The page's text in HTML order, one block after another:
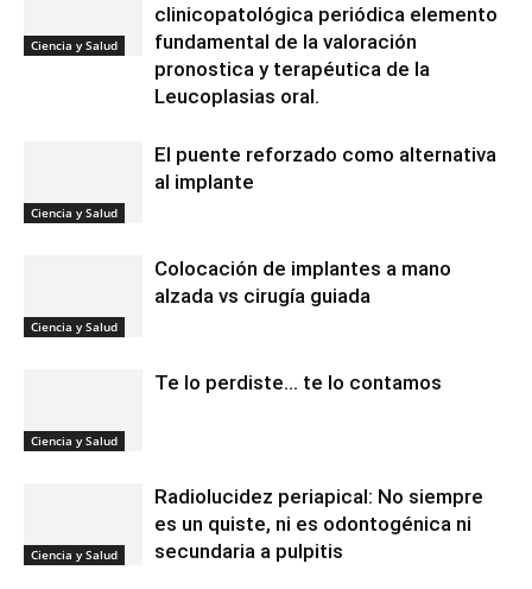
Ciencia y Salud
clinicopatológica periódica elemento
fundamental de la valoración
pronostica y terapéutica de la
Leucoplasias oral.
Ciencia y Salud
El puente reforzado como alternativa
al implante
Ciencia y Salud
Colocación de implantes a mano
alzada vs cirugía guiada
Ciencia y Salud
Te lo perdiste… te lo contamos
Ciencia y Salud
Radiolucidez periapical: No siempre
es un quiste, ni es odontogénica ni
secundaria a pulpitis